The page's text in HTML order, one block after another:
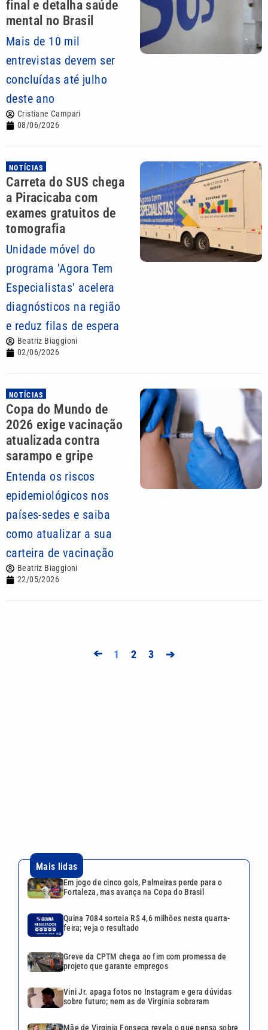
final e detalha saúde
mental no Brasil
Mais de 10 mil
entrevistas devem ser
concluídas até julho
deste ano
Cristiane Campari
08/06/2026
NOTÍCIAS
Carreta do SUS chega
a Piracicaba com
exames gratuitos de
tomografia
Unidade móvel do
programa 'Agora Tem
Especialistas' acelera
diagnósticos na região
e reduz filas de espera
Beatriz Biaggioni
02/06/2026
NOTÍCIAS
Copa do Mundo de
2026 exige vacinação
atualizada contra
sarampo e gripe
Entenda os riscos
epidemiológicos nos
países-sedes e saiba
como atualizar a sua
carteira de vacinação
Beatriz Biaggioni
22/05/2026
➔ 1 2 3 ➔
sobre futuro; nem as de Virgínia sobraram
Mãe de Virginia Fonseca revela o que pensa sobre
o namoro da filha com Vini Jr.
Continua após a publicidade
Cotidiano Esportes
REDES